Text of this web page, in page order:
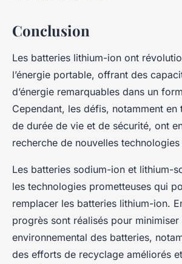
Conclusion
Les batteries lithium-ion ont
l’énergie portable, offrant des
d’énergie remarquables dans un
Cependant, les défis, notamment en
de durée de vie et de sécurité, ont
recherche de nouvelles
Les batteries sodium-ion et lithium-
les technologies prometteuses qui
remplacer les batteries lithium-ion.
progrès sont réalisés pour minimiser
environnemental des batteries,
des efforts de recyclage améliorés